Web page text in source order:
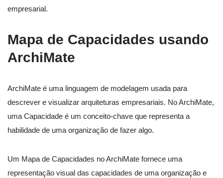
empresarial.
Mapa de Capacidades usando
ArchiMate
ArchiMate é uma linguagem de modelagem usada para
descrever e visualizar arquiteturas empresariais. No ArchiMate,
uma Capacidade é um conceito-chave que representa a
habilidade de uma organização de fazer algo.
Um Mapa de Capacidades no ArchiMate fornece uma
representação visual das capacidades de uma organização e